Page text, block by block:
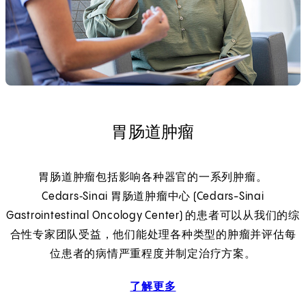
胃肠道肿瘤
胃肠道肿瘤包括影响各种器官的一系列肿瘤。
Cedars‑Sinai 胃肠道肿瘤中心 (Cedars-Sinai
Gastrointestinal Oncology Center) 的患者可以从我们的综
合性专家团队受益，他们能处理各种类型的肿瘤并评估每
位患者的病情严重程度并制定治疗方案。
了解更多